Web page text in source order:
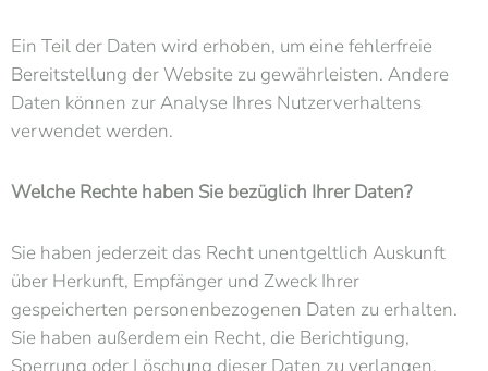
Ein Teil der Daten wird erhoben, um eine fehlerfreie
Bereitstellung der Website zu gewährleisten. Andere
Daten können zur Analyse Ihres Nutzerverhaltens
verwendet werden.
Welche Rechte haben Sie bezüglich Ihrer Daten?
Sie haben jederzeit das Recht unentgeltlich Auskunft
über Herkunft, Empfänger und Zweck Ihrer
gespeicherten personenbezogenen Daten zu erhalten.
Sie haben außerdem ein Recht, die Berichtigung,